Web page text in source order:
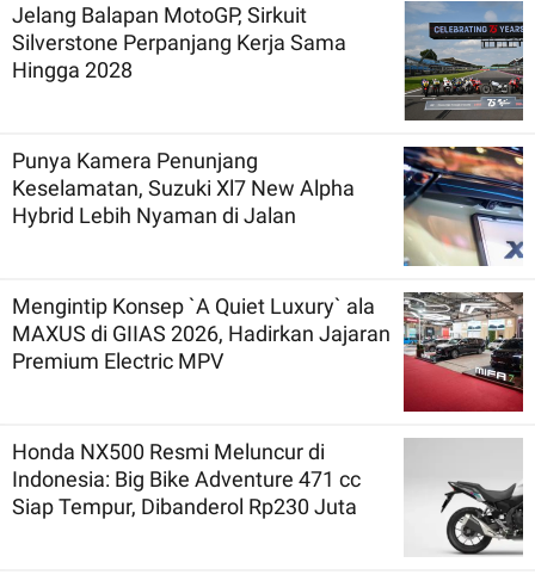
Jelang Balapan MotoGP, Sirkuit
Silverstone Perpanjang Kerja Sama
Hingga 2028
Punya Kamera Penunjang
Keselamatan, Suzuki Xl7 New Alpha
Hybrid Lebih Nyaman di Jalan
Mengintip Konsep `A Quiet Luxury` ala
MAXUS di GIIAS 2026, Hadirkan Jajaran
Premium Electric MPV
Honda NX500 Resmi Meluncur di
Indonesia: Big Bike Adventure 471 cc
Siap Tempur, Dibanderol Rp230 Juta